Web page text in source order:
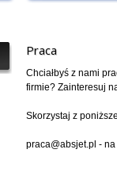
Praca
Chciałbyś z nami
firmie? Zainteresuj
Skorzystaj z
praca@absjet.pl - na